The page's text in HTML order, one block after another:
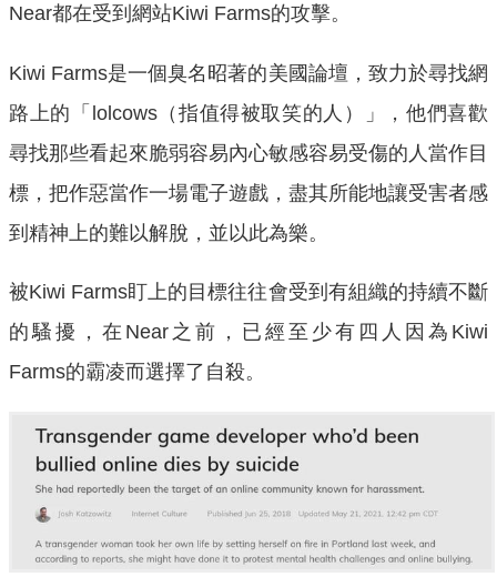
Near都在受到網站Kiwi Farms的攻擊。
Kiwi Farms是一個臭名昭著的美國論壇，致力於尋找網
路上的「lolcows（指值得被取笑的人）」，他們喜歡
尋找那些看起來脆弱容易內心敏感容易受傷的人當作目
標，把作惡當作一場電子遊戲，盡其所能地讓受害者感
到精神上的難以解脫，並以此為樂。
被Kiwi Farms盯上的目標往往會受到有組織的持續不斷
的騷擾，在Near之前，已經至少有四人因為Kiwi
Farms的霸凌而選擇了自殺。